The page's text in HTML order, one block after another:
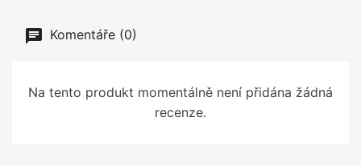
Komentáře (0)
Na tento produkt momentálně není přidána žádná
recenze.